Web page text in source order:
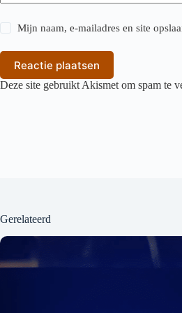
Mijn naam, e-mailadres en site
Reactie plaatsen
Deze site gebruikt Akismet om spam te
Gerelateerd